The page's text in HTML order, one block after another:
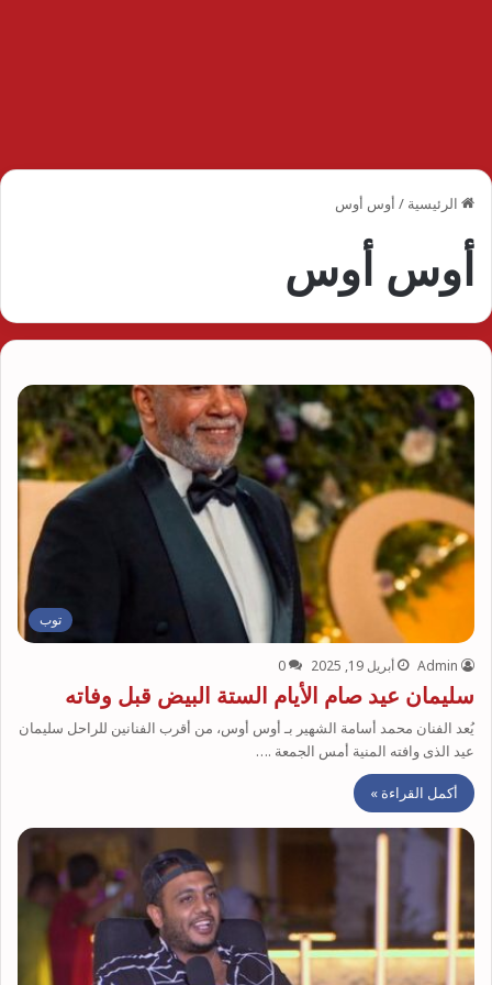
الرئيسية / أوس أوس
أوس أوس
توب
Admin أبريل 19, 2025 0
سليمان عيد صام الأيام الستة البيض قبل وفاته
يُعد الفنان محمد أسامة الشهير بـ أوس أوس، من أقرب الفنانين للراحل سليمان
عيد الذى وافته المنية أمس الجمعة .…
أكمل القراءة »